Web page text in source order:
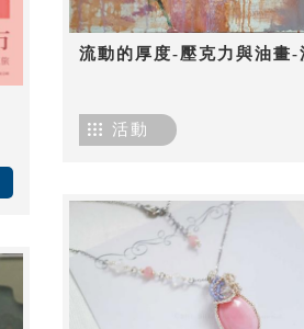
流動的厚度-壓克力與油畫-
活動